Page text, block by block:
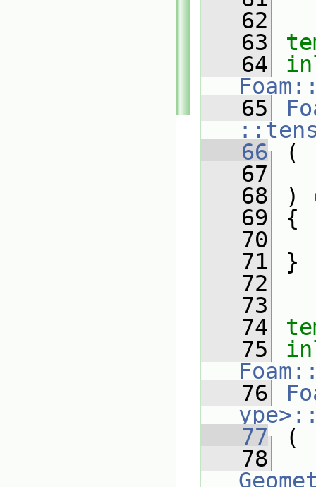
   62
   63
   64
   65
   66
(
   67
   68
)
   69
{
   70
   71
}
   72
   73
   74
   75
   76
   77
(
   78